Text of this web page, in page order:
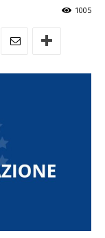
1005